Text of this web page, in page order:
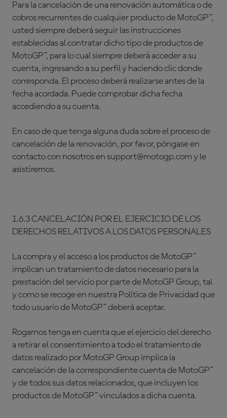
Para la cancelación de una renovación automática o de
cobros recurrentes de cualquier producto de MotoGP™,
usted siempre deberá seguir las instrucciones
establecidas al contratar dicho tipo de productos de
MotoGP™, para lo cual siempre deberá acceder a su
cuenta, ingresando a su perfil y haciendo clic donde
corresponda. El proceso deberá realizarse antes de la
fecha acordada. Puede comprobar dicha fecha
accediendo a su cuenta.
En caso de que tenga alguna duda sobre el proceso de
cancelación de la renovación, por favor, póngase en
contacto con nosotros en support@motogp.com y le
asistiremos.
1.6.3 CANCELACIÓN POR EL EJERCICIO DE LOS
DERECHOS RELATIVOS A LOS DATOS PERSONALES
La compra y el acceso a los productos de MotoGP™
implican un tratamiento de datos necesario para la
prestación del servicio por parte de MotoGP Group, tal
y como se recoge en nuestra Política de Privacidad que
todo usuario de MotoGP™ deberá aceptar.
Rogamos tenga en cuenta que el ejercicio del derecho
a retirar el consentimiento a todo el tratamiento de
datos realizado por MotoGP Group implica la
cancelación de la correspondiente cuenta de MotoGP™
y de todos sus datos relacionados, que incluyen los
productos de MotoGP™ vinculados a dicha cuenta.